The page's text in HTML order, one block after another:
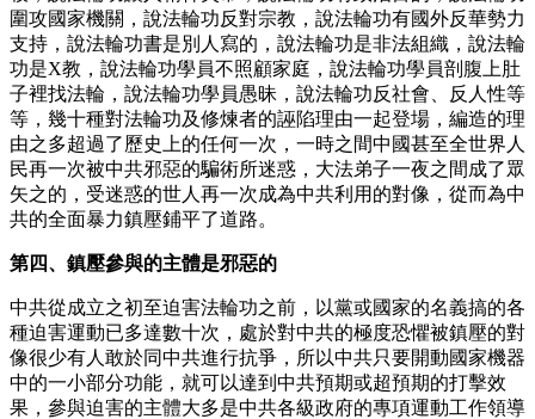
圍攻國家機關，說法輪功反對宗教，說法輪功有國外反華勢力
支持，說法輪功書是別人寫的，說法輪功是非法組織，說法輪
功是X教，說法輪功學員不照顧家庭，說法輪功學員剖腹上肚
子裡找法輪，說法輪功學員愚昧，說法輪功反社會、反人性等
等，幾十種對法輪功及修煉者的誣陷理由一起登場，編造的理
由之多超過了歷史上的任何一次，一時之間中國甚至全世界人
民再一次被中共邪惡的騙術所迷惑，大法弟子一夜之間成了眾
矢之的，受迷惑的世人再一次成為中共利用的對像，從而為中
共的全面暴力鎮壓鋪平了道路。
第四、鎮壓參與的主體是邪惡的
中共從成立之初至迫害法輪功之前，以黨或國家的名義搞的各
種迫害運動已多達數十次，處於對中共的極度恐懼被鎮壓的對
像很少有人敢於同中共進行抗爭，所以中共只要開動國家機器
中的一小部分功能，就可以達到中共預期或超預期的打擊效
果，參與迫害的主體大多是中共各級政府的專項運動工作領導